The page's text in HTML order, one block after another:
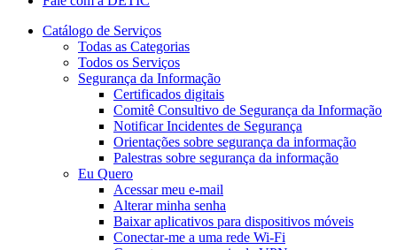
Catálogo de Serviços
Todas as Categorias
Todos os Serviços
Segurança da Informação
Certificados digitais
Comitê Consultivo de Segurança da Informação
Notificar Incidentes de Segurança
Orientações sobre segurança da informação
Palestras sobre segurança da informação
Eu Quero
Acessar meu e-mail
Alterar minha senha
Baixar aplicativos para dispositivos móveis
Conectar-me a uma rede Wi-Fi